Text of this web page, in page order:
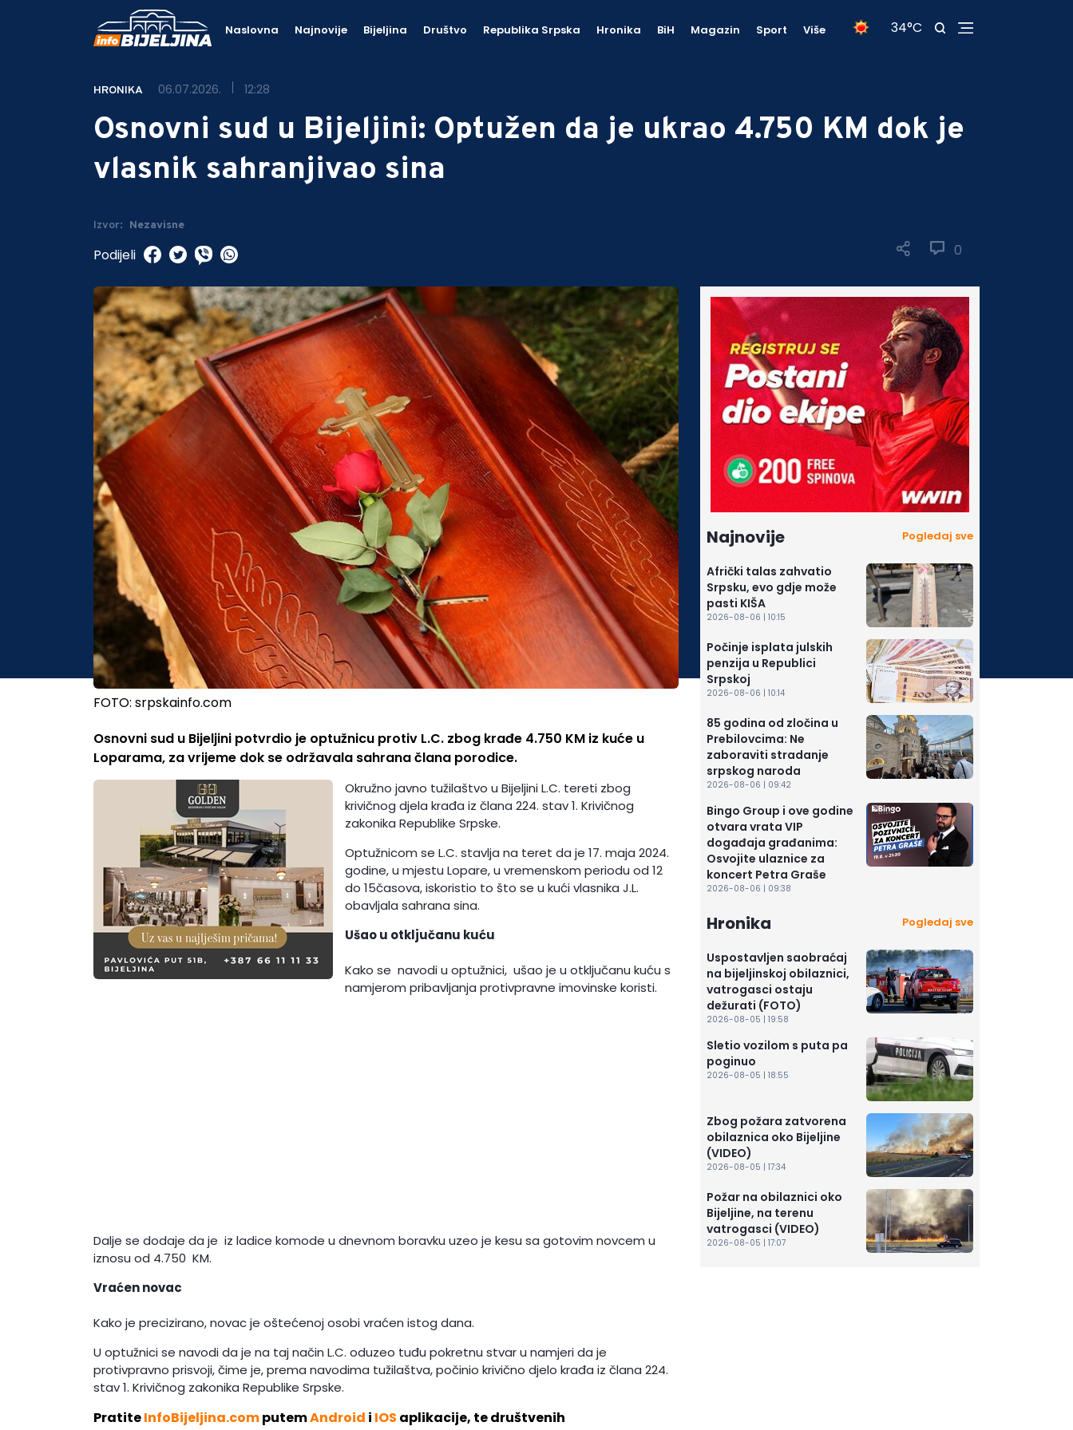
Naslovna Najnovije Bijeljina Društvo Republika Srpska Hronika BiH Magazin Sport Više 34°C
HRONIKA 06.07.2026. 12:28
Osnovni sud u Bijeljini: Optužen da je ukrao 4.750 KM dok je
vlasnik sahranjivao sina
Izvor: Nezavisne
0
Podijeli
FOTO: srpskainfo.com
Osnovni sud u Bijeljini potvrdio je optužnicu protiv L.C. zbog krađe 4.750 KM iz kuće u
Loparama, za vrijeme dok se održavala sahrana člana porodice.
Okružno javno tužilaštvo u Bijeljini L.C. tereti zbog
krivičnog djela krađa iz člana 224. stav 1. Krivičnog
zakonika Republike Srpske.
Optužnicom se L.C. stavlja na teret da je 17. maja 2024.
godine, u mjestu Lopare, u vremenskom periodu od 12
do 15časova, iskoristio to što se u kući vlasnika J.L.
obavljala sahrana sina.
Ušao u otključanu kuću
Kako se navodi u optužnici, ušao je u otključanu kuću s
namjerom pribavljanja protivpravne imovinske koristi.
Dalje se dodaje da je iz ladice komode u dnevnom boravku uzeo je kesu sa gotovim novcem u
iznosu od 4.750 KM.
Vraćen novac
Kako je precizirano, novac je oštećenoj osobi vraćen istog dana.
U optužnici se navodi da je na taj način L.C. oduzeo tuđu pokretnu stvar u namjeri da je
protivpravno prisvoji, čime je, prema navodima tužilaštva, počinio krivično djelo krađa iz člana 224.
stav 1. Krivičnog zakonika Republike Srpske.
PratiteInfoBijeljina.computemAndroid i IOS aplikacije, te društvenih
Najnovije Pogledaj sve
Afrički talas zahvatio
Srpsku, evo gdje može
pasti KIŠA
2026-08-06 | 10:15
Počinje isplata julskih
penzija u Republici
Srpskoj
2026-08-06 | 10:14
85 godina od zločina u
Prebilovcima: Ne
zaboraviti stradanje
srpskog naroda
2026-08-06 | 09:42
Bingo Group i ove godine
otvara vrata VIP
događaja građanima:
Osvojite ulaznice za
koncert Petra Graše
2026-08-06 | 09:38
Hronika Pogledaj sve
Uspostavljen saobraćaj
na bijeljinskoj obilaznici,
vatrogasci ostaju
dežurati (FOTO)
2026-08-05 | 19:58
Sletio vozilom s puta pa
poginuo
2026-08-05 | 18:55
Zbog požara zatvorena
obilaznica oko Bijeljine
(VIDEO)
2026-08-05 | 17:34
Požar na obilaznici oko
Bijeljine, na terenu
vatrogasci (VIDEO)
2026-08-05 | 17:07